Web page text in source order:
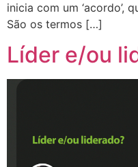
inicia com um ‘acordo’,
São os termos […]
Líder e/ou